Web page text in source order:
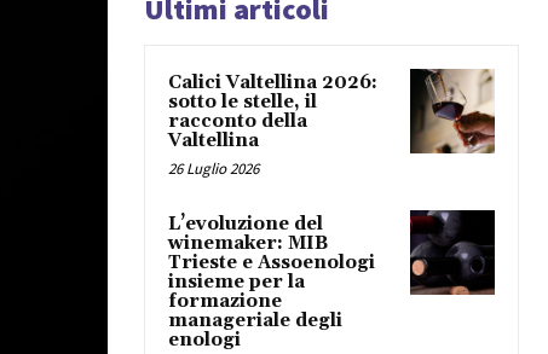
Ultimi articoli
Calici Valtellina 2026:
sotto le stelle, il
racconto della
Valtellina
26 Luglio 2026
L’evoluzione del
winemaker: MIB
Trieste e Assoenologi
insieme per la
formazione
manageriale degli
enologi